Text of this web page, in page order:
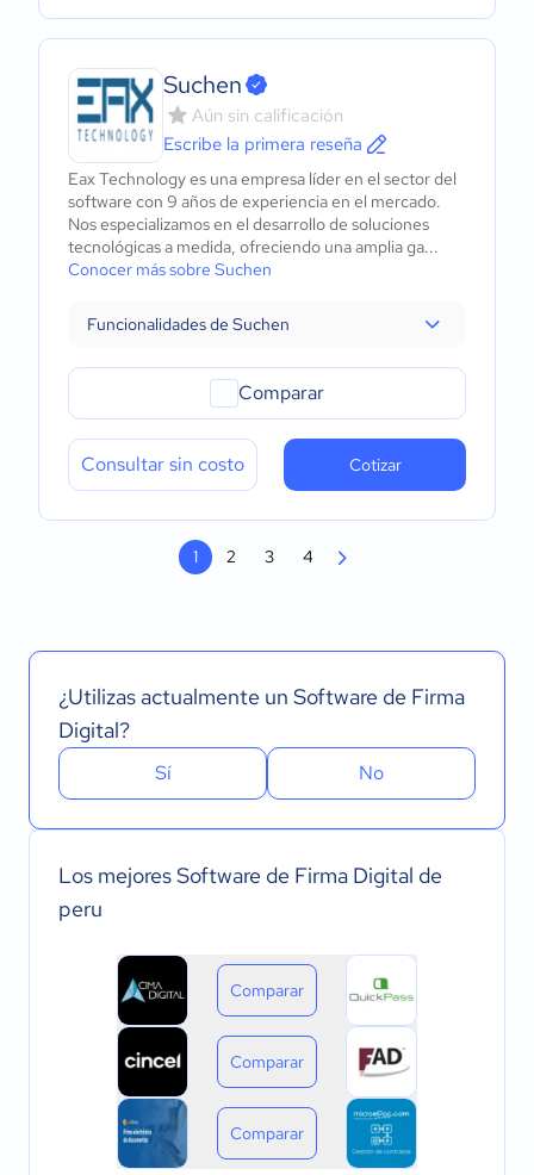
Suchen
Aún sin calificación
Escribe la primera reseña
Eax Technology es una empresa líder en el sector del
software con 9 años de experiencia en el mercado.
Nos especializamos en el desarrollo de soluciones
tecnológicas a medida, ofreciendo una amplia ga...
Conocer más sobre Suchen
Funcionalidades de Suchen
Comparar
Consultar sin costo Cotizar
1 2 3 4
¿Utilizas actualmente un Software de Firma
Digital?
Sí No
Los mejores Software de Firma Digital de
peru
Comparar
Comparar
Comparar